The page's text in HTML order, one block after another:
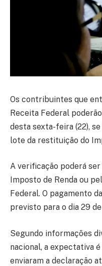
Os contribuintes que
Receita Federal
desta sexta-feira (22),
lote da restituição do
A verificação poderá
Imposto de Renda ou
Federal. O pagamento
previsto para o dia 29
Segundo informações
nacional, a expectativa
enviaram a declaração